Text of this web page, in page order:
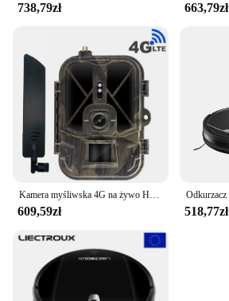
738,79zł 663,79zł
Kamera myśliwska 4G na żywo HC940PRO-AA bez baterii litowej 4K 30M Media APP Clould Service Night Vision Photo Traps Cam
609,59zł 518,77zł